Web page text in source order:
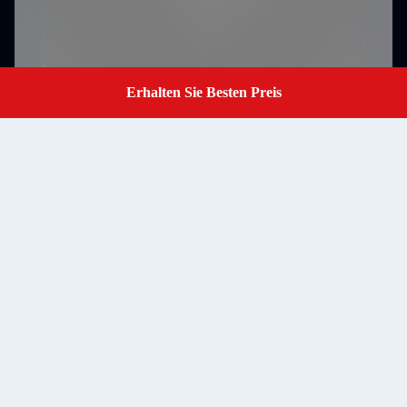
Erhalten Sie Besten Preis
Einreichungen
Get A Quote